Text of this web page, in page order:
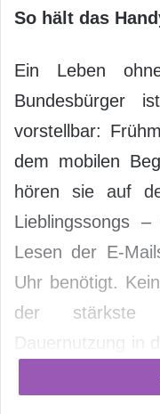
So hält das
Ein Leben
Bundesbürger
vorstellbar:
dem mobilen
hören sie auf
Lieblingssongs
Lesen der E-
Uhr benötigt.
der stärkste
Dauernutzung in
nur, wenn die